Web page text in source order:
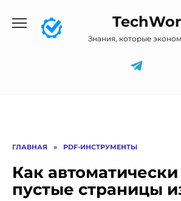
содержанию
Знания, которые
ГЛАВНАЯ » PDF-ИНСТРУМЕНТЫ
Как
пустые страницы